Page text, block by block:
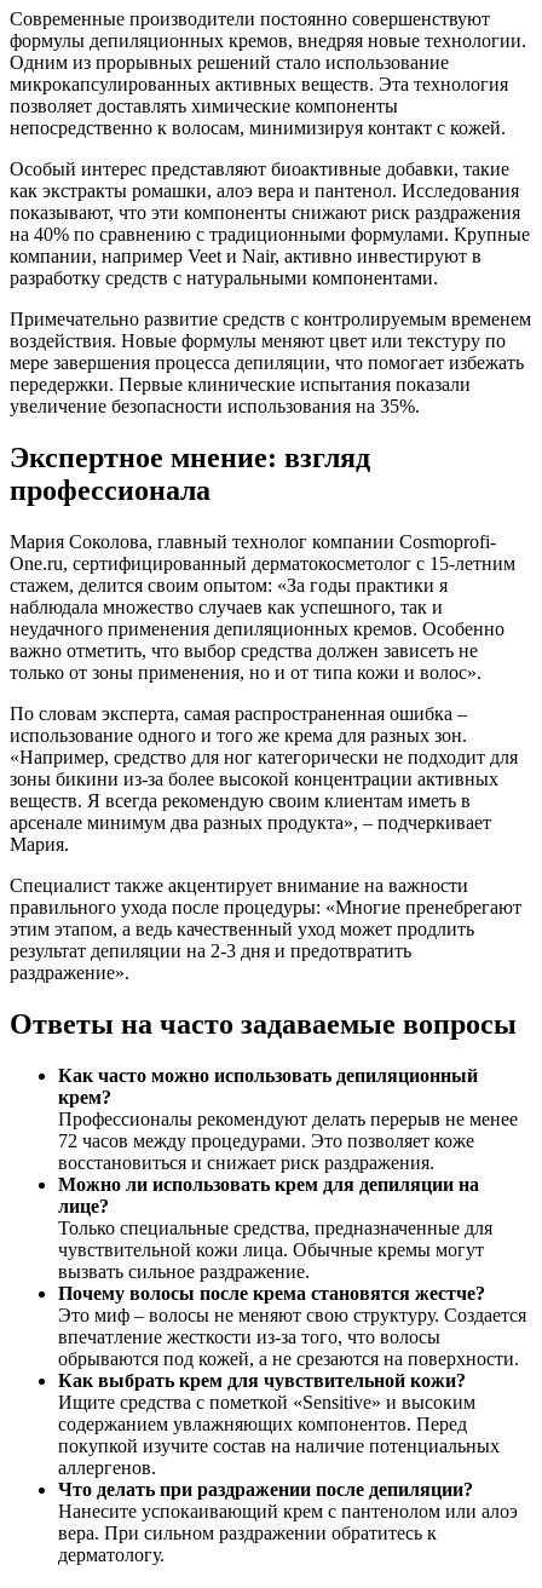
Современные производители постоянно совершенствуют
формулы депиляционных кремов, внедряя новые технологии.
Одним из прорывных решений стало использование
микрокапсулированных активных веществ. Эта технология
позволяет доставлять химические компоненты
непосредственно к волосам, минимизируя контакт с кожей.
Особый интерес представляют биоактивные добавки, такие
как экстракты ромашки, алоэ вера и пантенол. Исследования
показывают, что эти компоненты снижают риск раздражения
на 40% по сравнению с традиционными формулами. Крупные
компании, например Veet и Nair, активно инвестируют в
разработку средств с натуральными компонентами.
Примечательно развитие средств с контролируемым временем
воздействия. Новые формулы меняют цвет или текстуру по
мере завершения процесса депиляции, что помогает избежать
передержки. Первые клинические испытания показали
увеличение безопасности использования на 35%.
Экспертное мнение: взгляд
профессионала
Мария Соколова, главный технолог компании Cosmoprofi-
One.ru, сертифицированный дерматокосметолог с 15-летним
стажем, делится своим опытом: «За годы практики я
наблюдала множество случаев как успешного, так и
неудачного применения депиляционных кремов. Особенно
важно отметить, что выбор средства должен зависеть не
только от зоны применения, но и от типа кожи и волос».
По словам эксперта, самая распространенная ошибка –
использование одного и того же крема для разных зон.
«Например, средство для ног категорически не подходит для
зоны бикини из-за более высокой концентрации активных
веществ. Я всегда рекомендую своим клиентам иметь в
арсенале минимум два разных продукта», – подчеркивает
Мария.
Специалист также акцентирует внимание на важности
правильного ухода после процедуры: «Многие пренебрегают
этим этапом, а ведь качественный уход может продлить
результат депиляции на 2-3 дня и предотвратить
раздражение».
Ответы на часто задаваемые вопросы
Как часто можно использовать депиляционный
крем?
Профессионалы рекомендуют делать перерыв не менее
72 часов между процедурами. Это позволяет коже
восстановиться и снижает риск раздражения.
Можно ли использовать крем для депиляции на
лице?
Только специальные средства, предназначенные для
чувствительной кожи лица. Обычные кремы могут
вызвать сильное раздражение.
Почему волосы после крема становятся жестче?
Это миф – волосы не меняют свою структуру. Создается
впечатление жесткости из-за того, что волосы
обрываются под кожей, а не срезаются на поверхности.
Как выбрать крем для чувствительной кожи?
Ищите средства с пометкой «Sensitive» и высоким
содержанием увлажняющих компонентов. Перед
покупкой изучите состав на наличие потенциальных
аллергенов.
Что делать при раздражении после депиляции?
Нанесите успокаивающий крем с пантенолом или алоэ
вера. При сильном раздражении обратитесь к
дерматологу.